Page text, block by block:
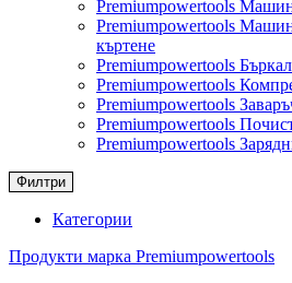
Premiumpowertools
Premiumpowertools
къртене
Premiumpowertools
Premiumpowertools
Premiumpowertools
Premiumpowertools
Premiumpowertools
Филтри
Категории
Продукти марка Premiumpowertools